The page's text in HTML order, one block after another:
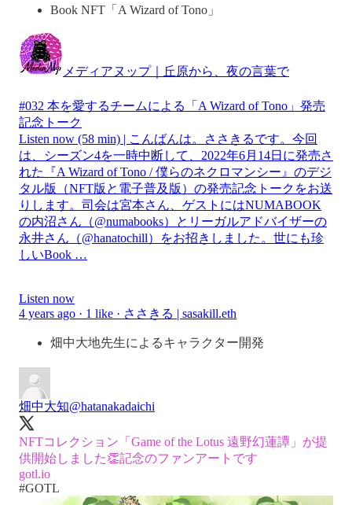
Book NFT「A Wizard of Tono」
メディアヌップ｜丘原から、夜の言葉で
#032 本を愛するチームによる「A Wizard of Tono」発売
記念トーク
Listen now (58 min) | こんばんは。ささきるです。今回
は、シーズン4を一時中断して、2022年6月14日に発売さ
れた『A Wizard of Tono / 僕らのネクロマンシー』のデジ
タル版（NFT版と電子普及版）の発売記念トークをお送
りします。司会は宮本さん、ゲストにはNUMABOOK
の内沼さん（@numabooks）とリーガルアドバイザーの
永井さん（@hanatochill）をお招きしました。世にも珍
しいBook …
Listen now
4 years ago · 1 like · ささきる | sasakill.eth
畑中大地先生によるキャラクター開発
畑中大知@hatanakadaichi
NFTコレクション「Game of the Lotus 遠野幻蓮譚」が提
gotl.io
#GOTL